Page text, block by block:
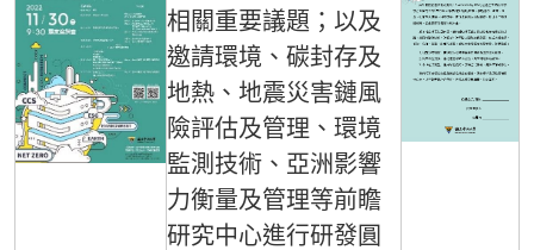
相關重要議題；以及
邀請環境、碳封存及
地熱、地震災害鏈風
險評估及管理、環境
監測技術、亞洲影響
力衡量及管理等前瞻
研究中心進行研發圓